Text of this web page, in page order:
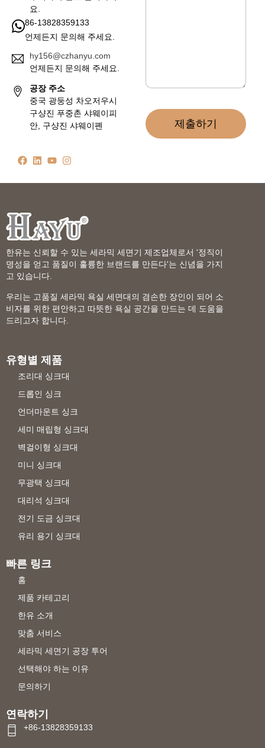
요.
86-13828359133
언제든지 문의해 주세요.
hy156@czhanyu.com
언제든지 문의해 주세요.
공장 주소
중국 광둥성 차오저우시
구샹진 푸중촌 샤웨이피
안, 구샹진 샤웨이폔
제출하기
한유는 신뢰할 수 있는 세라믹 세면기 제조업체로서 '정직이
명성을 얻고 품질이 훌륭한 브랜드를 만든다'는 신념을 가지
고 있습니다.
우리는 고품질 세라믹 욕실 세면대의 겸손한 장인이 되어 소
비자를 위한 편안하고 따뜻한 욕실 공간을 만드는 데 도움을
드리고자 합니다.
유형별 제품
조리대 싱크대
드롭인 싱크
언더마운트 싱크
세미 매립형 싱크대
벽걸이형 싱크대
미니 싱크대
무광택 싱크대
대리석 싱크대
전기 도금 싱크대
유리 용기 싱크대
빠른 링크
홈
제품 카테고리
한유 소개
맞춤 서비스
세라믹 세면기 공장 투어
선택해야 하는 이유
문의하기
연락하기
+86-13828359133